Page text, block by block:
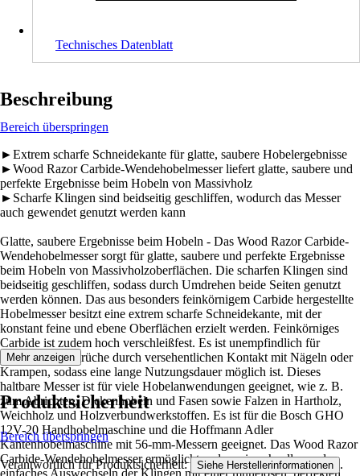
Technisches Datenblatt
Beschreibung
Bereich überspringen
►Extrem scharfe Schneidekante für glatte, saubere Hobelergebnisse
►Wood Razor Carbide-Wendehobelmesser liefert glatte, saubere und
perfekte Ergebnisse beim Hobeln von Massivholz
►Scharfe Klingen sind beidseitig geschliffen, wodurch das Messer
auch gewendet genutzt werden kann
Glatte, saubere Ergebnisse beim Hobeln - Das Wood Razor Carbide-
Wendehobelmesser sorgt für glatte, saubere und perfekte Ergebnisse
beim Hobeln von Massivholzoberflächen. Die scharfen Klingen sind
beidseitig geschliffen, sodass durch Umdrehen beide Seiten genutzt
werden können. Das aus besonders feinkörnigem Carbide hergestellte
Hobelmesser besitzt eine extrem scharfe Schneidekante, mit der
konstant feine und ebene Oberflächen erzielt werden. Feinkörniges
Carbide ist zudem hoch verschleißfest. Es ist unempfindlich für
Schäden oder Brüche durch versehentlichen Kontakt mit Nägeln oder
Krampen, sodass eine lange Nutzungsdauer möglich ist. Dieses
haltbare Messer ist für viele Hobelanwendungen geeignet, wie z. B.
zum Abrichten, Dickenhobeln und Fasen sowie Falzen in Hartholz,
Weichholz und Holzverbundwerkstoffen. Es ist für die Bosch GHO
12V-20 Handhobelmaschine und die Hoffmann Adler
Kantenhobelmaschine mit 56-mm-Messern geeignet. Das Wood Razor
Carbide-Wendehobelmesser ermöglicht zudem ein schnelles und
einfaches Auswechseln der Klingen mit einer mühelosen, perfekten
Mehr anzeigen
Produktsicherheit
Bereich überspringen
Verantwortlich für Produktsicherheit: Siehe Herstellerinformationen .